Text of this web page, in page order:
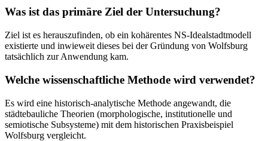
Was ist das primäre Ziel der Untersuchung?
Ziel ist es herauszufinden, ob ein kohärentes NS-Idealstadtmodell
existierte und inwieweit dieses bei der Gründung von Wolfsburg
tatsächlich zur Anwendung kam.
Welche wissenschaftliche Methode wird verwendet?
Es wird eine historisch-analytische Methode angewandt, die
städtebauliche Theorien (morphologische, institutionelle und
semiotische Subsysteme) mit dem historischen Praxisbeispiel
Wolfsburg vergleicht.